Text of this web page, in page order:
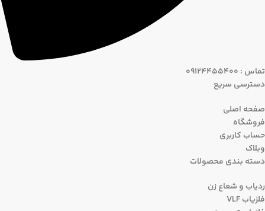
تماس : 09124455400
دسترسی سریع
صفحه اصلی
فروشگاه
حساب کاربری
وبلاک
دسته بندی محصولات
ردیاب و شعاع زن
فلزیاب VLF